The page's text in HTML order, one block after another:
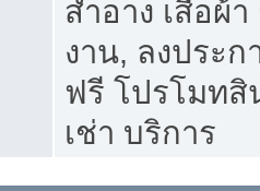
สำอาง เสื้อผ้
งาน, ลงประ
ฟรี โปรโมท
เช่า บริการ